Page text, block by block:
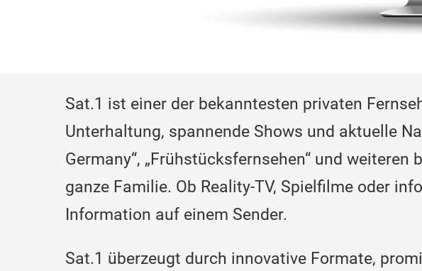
Sat.1 ist einer der bekanntesten privaten
Unterhaltung, spannende Shows und aktuelle
Germany“, „Frühstücksfernsehen“ und
ganze Familie. Ob Reality-TV, Spielfilme oder
Information auf einem Sender.
Sat.1 überzeugt durch innovative Formate,